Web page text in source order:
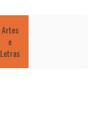
Artes
e
Letras